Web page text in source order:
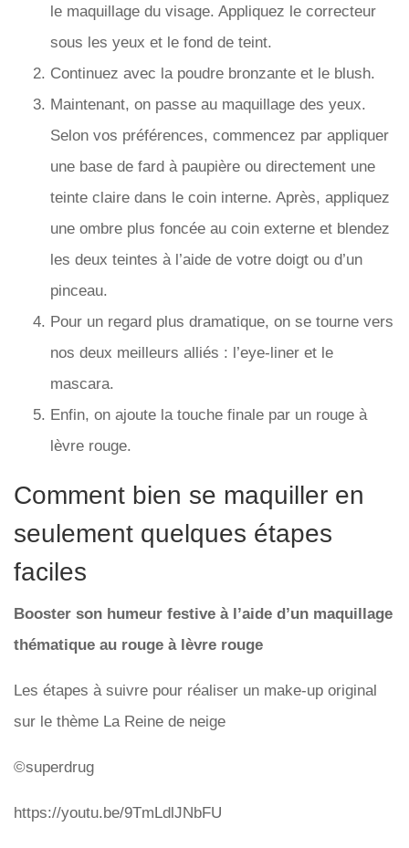
le maquillage du visage. Appliquez le correcteur
sous les yeux et le fond de teint.
Continuez avec la poudre bronzante et le blush.
Maintenant, on passe au maquillage des yeux.
Selon vos préférences, commencez par appliquer
une base de fard à paupière ou directement une
teinte claire dans le coin interne. Après, appliquez
une ombre plus foncée au coin externe et blendez
les deux teintes à l’aide de votre doigt ou d’un
pinceau.
Pour un regard plus dramatique, on se tourne vers
nos deux meilleurs alliés : l’eye-liner et le
mascara.
Enfin, on ajoute la touche finale par un rouge à
lèvre rouge.
Comment bien se maquiller en
seulement quelques étapes
faciles
Booster son humeur festive à l’aide d’un maquillage
thématique au rouge à lèvre rouge
Les étapes à suivre pour réaliser un make-up original
sur le thème La Reine de neige
©superdrug
https://youtu.be/9TmLdlJNbFU